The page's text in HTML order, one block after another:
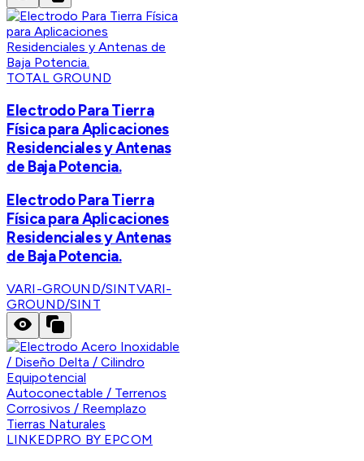
TOTAL GROUND
Electrodo Para Tierra
Física para Aplicaciones
Residenciales y Antenas
de Baja Potencia.
Electrodo Para Tierra
Física para Aplicaciones
Residenciales y Antenas
de Baja Potencia.
VARI-GROUND/SINTVARI-
GROUND/SINT
LINKEDPRO BY EPCOM